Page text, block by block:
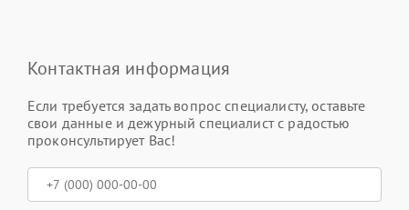
Контактная информация
Если требуется задать вопрос специалисту, оставьте
свои данные и дежурный специалист с радостью
проконсультирует Вас!